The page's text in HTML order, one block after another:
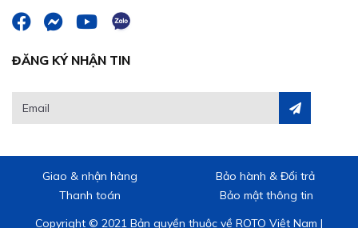
ĐĂNG KÝ NHẬN TIN
Giao & nhận hàng
Bảo hành & Đổi trả
Thanh toán
Bảo mật thông tin
Copyright © 2021 Bản quyền thuộc về ROTO Việt Nam |